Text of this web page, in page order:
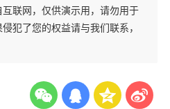
联网，仅供演示用，请勿用于
犯了您的权益请与我们联系，